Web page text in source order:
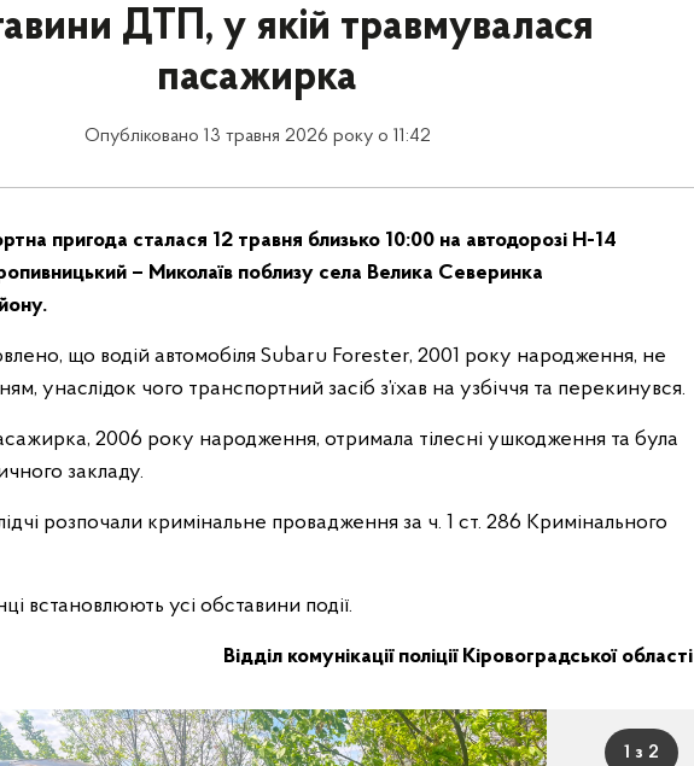
ДТП, у якій травмувалася
пасажирка
Опубліковано 13 травня 2026 року о 11:42
пригода сталася 12 травня близько 10:00 на автодорозі Н-14
– Миколаїв поблизу села Велика Северинка
що водій автомобіля Subaru Forester, 2001 року народження, не
унаслідок чого транспортний засіб з’їхав на узбіччя та перекинувся.
2006 року народження, отримала тілесні ушкодження та була
закладу.
розпочали кримінальне провадження за ч. 1 ст. 286 Кримінального
встановлюють усі обставини події.
Відділ комунікації поліції Кіровоградської області
1 з 2